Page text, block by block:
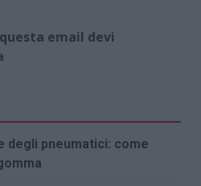
email devi
degli pneumatici: come